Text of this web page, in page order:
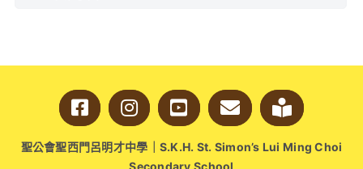
聖公會聖西門呂明才中學｜S.K.H. St. Simon’s Lui Ming Choi
Secondary School